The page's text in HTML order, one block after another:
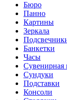
Бюро
Панно
Картины
Зеркала
Банкетки
Часы
Сувенирная
Сундуки
Подставки
Консоли